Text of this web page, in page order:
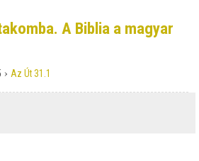
A Biblia a magyar
› Az Út 31.1